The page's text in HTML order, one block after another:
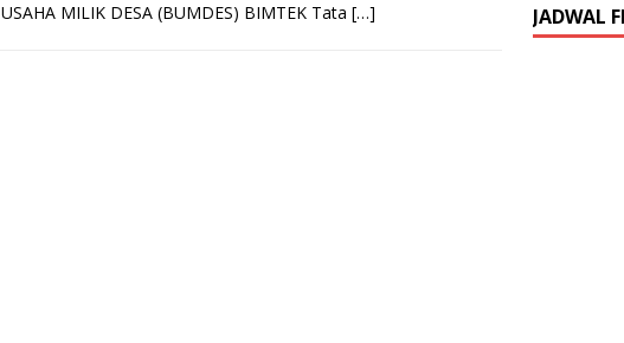
USAHA MILIK DESA (BUMDES) BIMTEK Tata […] JADWAL